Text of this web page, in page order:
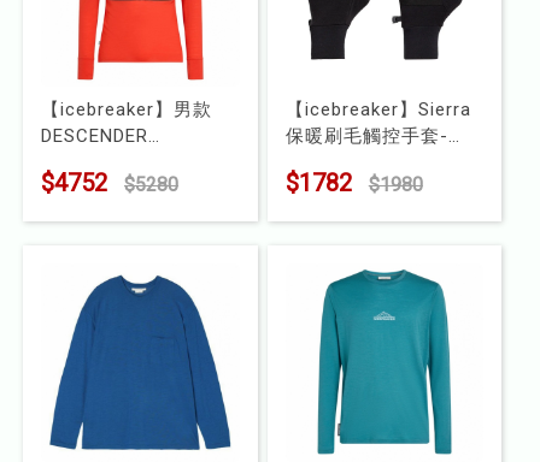
【icebreaker】男款
DESCENDER
半開襟長袖上衣-200
$4752 $5280
【icebreaker】Sierra
保暖刷毛觸控手套-
型號 : IB104829
$1782 $1980